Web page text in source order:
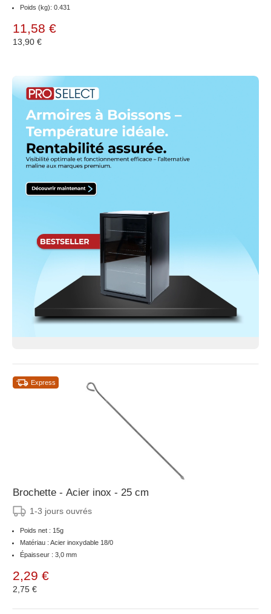
Poids (kg): 0.431
11,58 €
13,90 €
Express
Brochette - Acier inox - 25 cm
1-3 jours ouvrés
Poids net : 15g
Matériau : Acier inoxydable 18/0
Épaisseur : 3,0 mm
2,29 €
2,75 €